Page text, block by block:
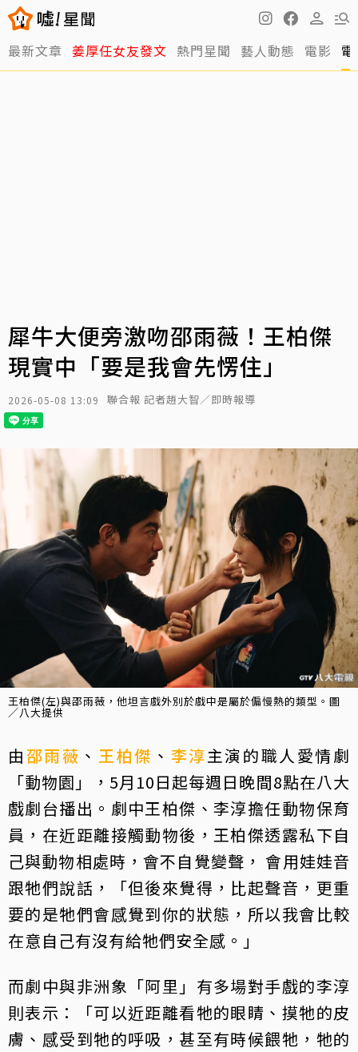
最新文章 姜厚任女友發文 熱門星聞 藝人動態 電影
犀牛大便旁激吻邵雨薇！王柏傑
現實中「要是我會先愣住」
2026-05-08 13:09 聯合報 記者趙大智／即時報導
王柏傑(左)與邵雨薇，他坦言戲外別於戲中是屬於偏慢熱的類型。圖
／八大提供
由邵雨薇 、 王柏傑 、 李淳主演的職人愛情劇
「動物園」，5月10日起每週日晚間8點在八大
戲劇台播出。劇中王柏傑、李淳擔任動物保育
員，在近距離接觸動物後，王柏傑透露私下自
己與動物相處時，會不自覺變聲， 會用娃娃音
跟牠們說話，「但後來覺得，比起聲音，更重
要的是牠們會感覺到你的狀態，所以我會比較
在意自己有沒有給牠們安全感。」
而劇中與非洲象「阿里」有多場對手戲的李淳
則表示：「可以近距離看牠的眼睛、摸牠的皮
膚、感受到牠的呼吸，甚至有時候餵牠，牠的